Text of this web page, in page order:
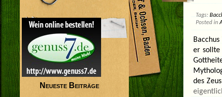
Tags:
Posted in
er sollte
des
Neueste Beiträge